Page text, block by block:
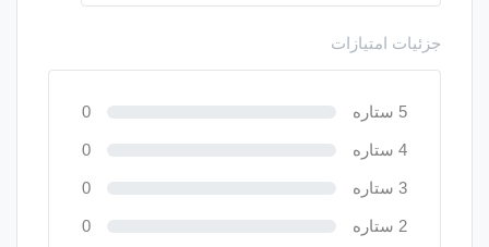
جزئیات امتیازات
5 ستاره 0
4 ستاره 0
3 ستاره 0
2 ستاره 0